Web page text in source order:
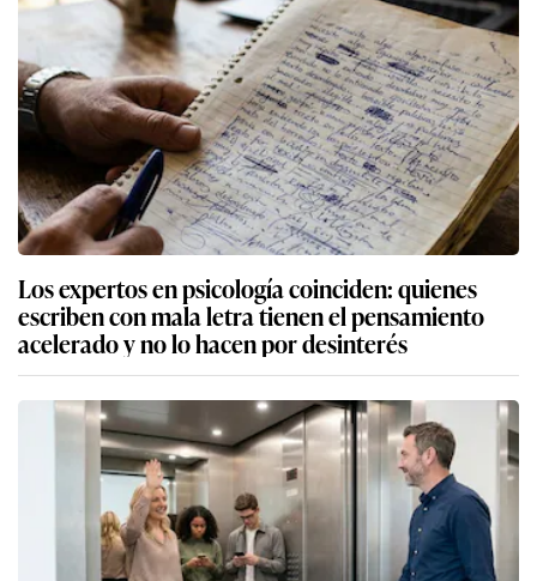
Los expertos en psicología coinciden: quienes
escriben con mala letra tienen el pensamiento
acelerado y no lo hacen por desinterés